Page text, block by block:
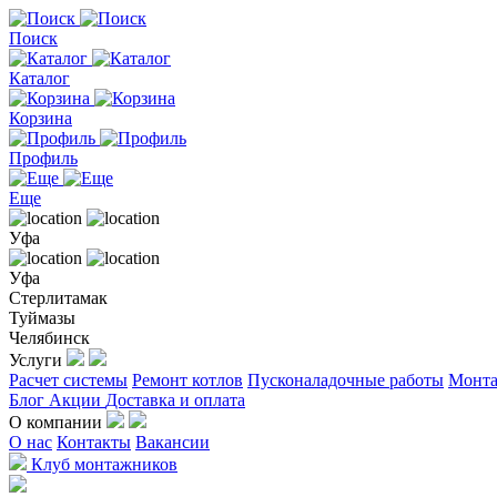
Поиск
Каталог
Корзина
Профиль
Еще
Уфа
Уфа
Стерлитамак
Туймазы
Челябинск
Услуги
Расчет системы Ремонт котлов Пусконаладочные работы
Блог Акции Доставка и оплата
О компании
О нас Контакты Вакансии
Клуб монтажников